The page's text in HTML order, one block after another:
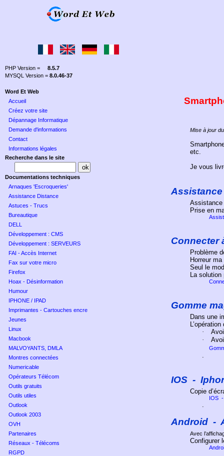
PHP Version = 8.5.7
MYSQL Version = 8.0.46-37
Word Et Web
Accueil
Créez votre site
Dépannage Informatique
Demande d'informations
Contact
Informations légales
Recherche dans le site
Documentations techniques
Arnaques 'Escroqueries'
Assistance Distance
Astuces - Trucs
Bureautique
DELL
Développement : CMS
Développement : SERVEURS
FAI - Accès Internet
Fax sur votre micro
Firefox
Hoax - Désinformation
Humour
IPHONE / IPAD
Imprimantes - Cartouches encre
Jeunes
Linux
Macbook
MALVOYANTS, DMLA
Montres connectées
Numericable
Opérateurs Télécom
Outils gratuits
Outils utiles
Outlook
Outlook 2003
OVH
Partenaires
Réseaux - Télécoms
RGPD
Mise à jour du
etc.
Je vous
Prise en
Connecter
Problème
Horreur
Seul le
La
Gomme
Dans une
·
·
.
IOS -
Copie
IOS -
.
Android -
Avec
Configurer